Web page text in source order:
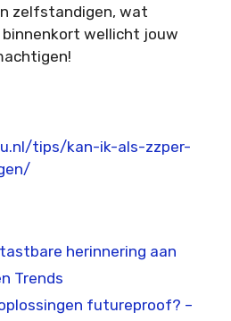
zelfstandigen, wat
wellicht jouw
tips/kan-ik-als-zzper-
herinnering aan
Trends
futureproof? –